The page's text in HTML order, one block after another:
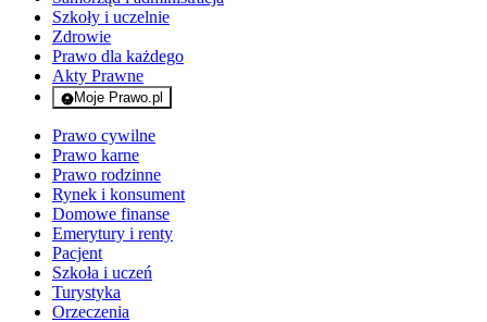
Szkoły i uczelnie
Zdrowie
Prawo dla każdego
Akty Prawne
Moje Prawo.pl
- rejestracja i logowanie do serwisu
Prawo cywilne
Prawo karne
Prawo rodzinne
Rynek i konsument
Domowe finanse
Emerytury i renty
Pacjent
Szkoła i uczeń
Turystyka
Orzeczenia